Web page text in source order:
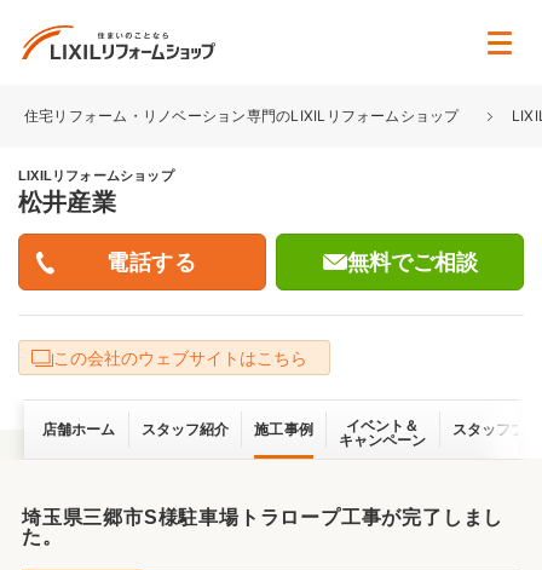
住宅リフォーム・リノベーション専門のLIXILリフォームショップ
LIXILリフォームショップ
松井産業
無料でご相談
この会社のウェブサイトはこちら
店舗ホーム スタッフ紹介 施工事例
イベント＆
キャンペーン
スタッフブ
埼玉県三郷市S様駐車場トラロープ工事が完了しまし
た。